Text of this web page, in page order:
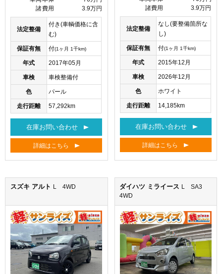
諸費用
3.9万円
法定整備
付き(車輌価格に含
む)
保証有無 付(1ヶ月 1千km)
年式 2017年05月
車検 車検整備付
色 パール
走行距離 57,292km
在庫お問い合わせ
詳細はこちら
諸費用
3.9万円
法定整備
なし(要整備箇所な
し)
保証有無 付(1ヶ月 1千km)
年式 2015年12月
車検 2026年12月
色 ホワイト
走行距離 14,185km
在庫お問い合わせ
詳細はこちら
スズキ アルト L 4WD ダイハツ ミライース
L SA3
4WD